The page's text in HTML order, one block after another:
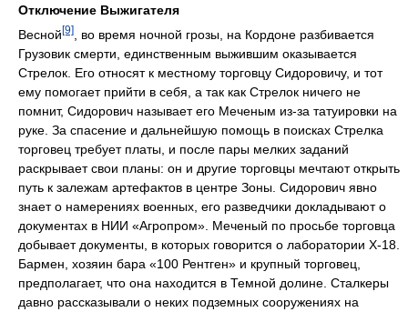
Отключение Выжигателя
Весной [9]
, во время ночной грозы, на Кордоне разбивается
Грузовик смерти, единственным выжившим оказывается
Стрелок. Его относят к местному торговцу Сидоровичу, и тот
ему помогает прийти в себя, а так как Стрелок ничего не
помнит, Сидорович называет его Меченым из-за татуировки на
руке. За спасение и дальнейшую помощь в поисках Стрелка
торговец требует платы, и после пары мелких заданий
раскрывает свои планы: он и другие торговцы мечтают открыть
путь к залежам артефактов в центре Зоны. Сидорович явно
знает о намерениях военных, его разведчики докладывают о
документах в НИИ «Агропром». Меченый по просьбе торговца
добывает документы, в которых говорится о лаборатории X-18.
Бармен, хозяин бара «100 Рентген» и крупный торговец,
предполагает, что она находится в Темной долине. Сталкеры
давно рассказывали о неких подземных сооружениях на